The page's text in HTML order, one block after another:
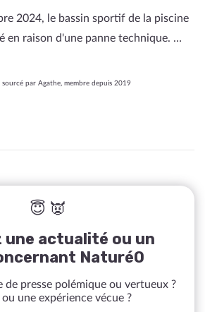
2024, le bassin sportif de la piscine
en raison d'une panne technique. …
sourcé par Agathe, membre depuis 2019
😇 👿
actualité ou un
NaturéO
de presse polémique ou vertueux ?
une expérience vécue ?